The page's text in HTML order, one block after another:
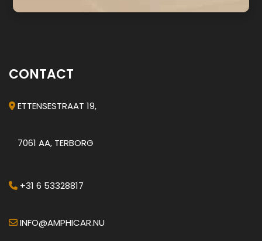
CONTACT
ETTENSESTRAAT 19,
7061 AA, TERBORG
+31 6 53328817
INFO@AMPHICAR.NU